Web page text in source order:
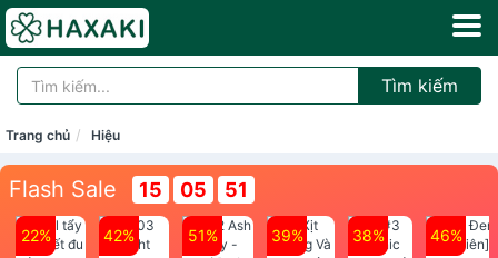
Tìm kiếm
Trang chủ Hiệu
Flash Sale 15 05 51
22% 42% 51% 39% 38% 46%